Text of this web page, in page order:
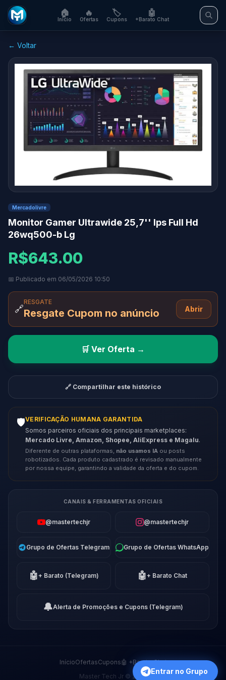
🏠
Início
🔥
Ofertas
🏷️
Cupons
🤖
+Barato Chat
← Voltar
Mercadolivre
Monitor Gamer Ultrawide 25,7'' Ips Full Hd
26wq500-b Lg
R$643.00
📅 Publicado em 06/05/2026 10:50
🔗
RESGATE
Resgate Cupom no anúncio Abrir
🛒 Ver Oferta →
🔗 Compartilhar este histórico
🛡️VERIFICAÇÃO HUMANA GARANTIDA
Somos parceiros oficiais dos principais marketplaces:
Mercado Livre, Amazon, Shopee, AliExpress e Magalu.
Diferente de outras plataformas, não usamos IA ou posts
robotizados. Cada produto cadastrado é revisado manualmente
por nossa equipe, garantindo a validade da oferta e do cupom.
CANAIS & FERRAMENTAS OFICIAIS
@mastertechjr @mastertechjr
Grupo de Ofertas Telegram Grupo de Ofertas WhatsApp
🤖+ Barato (Telegram) 🤖+ Barato Chat
🔔Alerta de Promoções e Cupons (Telegram)
InícioOfertasCupons🤖 +Barato Chat
Master Tech Jr © 2026
Entrar no Grupo